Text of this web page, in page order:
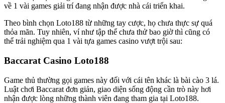
về 1 vài games giải trí đang nhận được nhà cái triển khai.
Theo bình chọn Loto188 từ những tay cược, họ chưa thực sự quá
thỏa mãn. Tuy nhiên, ví như tập thể chưa thử bao giờ thì cũng có
thể trải nghiệm qua 1 vài tựa games casino vượt trội sau:
Baccarat Casino Loto188
Game thủ thường gọi games này đối với cái tên khác là bài cào 3 lá.
Luật chơi Baccarat đơn giản, giao diện sống động cần trò này hơi
nhận được lòng những thành viên đang tham gia tại Loto188.